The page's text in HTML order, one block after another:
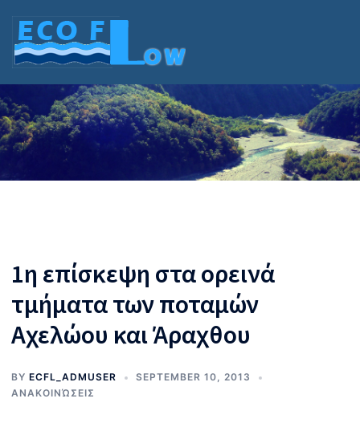
content
1η επίσκεψη στα ορεινά
τμήματα των ποταμών
Αχελώου και Άραχθου
BY ECFL_ADMUSER
SEPTEMBER 10, 2013
ΑΝΑΚΟΙΝΏΣΕΙΣ